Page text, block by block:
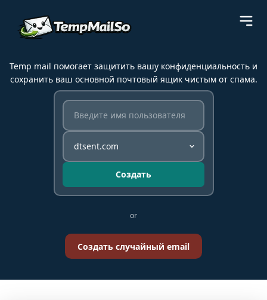
Temp mail помогает защитить вашу конфиденциальность и
сохранить ваш основной почтовый ящик чистым от спама.
Создать
or
Создать случайный email